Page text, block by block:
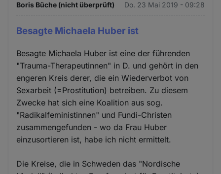
Boris Büche (nicht überprüft) Do. 23 Mai 2019 - 09:28
Besagte Michaela Huber ist
Besagte Michaela Huber ist eine der führenden
"Trauma-Therapeutinnen" in D. und gehört in den
engeren Kreis derer, die ein Wiederverbot von
Sexarbeit (=Prostitution) betreiben. Zu diesem
Zwecke hat sich eine Koalition aus sog.
"Radikalfeministinnen" und Fundi-Christen
zusammengefunden - wo da Frau Huber
einzusortieren ist, habe ich nicht ermittelt.
Die Kreise, die in Schweden das "Nordische